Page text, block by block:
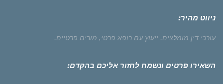
ניווט מהיר:
עורכי דין מומלצים. ייעוץ עם רופא פרטי, מורים פרטיים.
השאירו פרטים ונשמח לחזור אליכם בהקדם: